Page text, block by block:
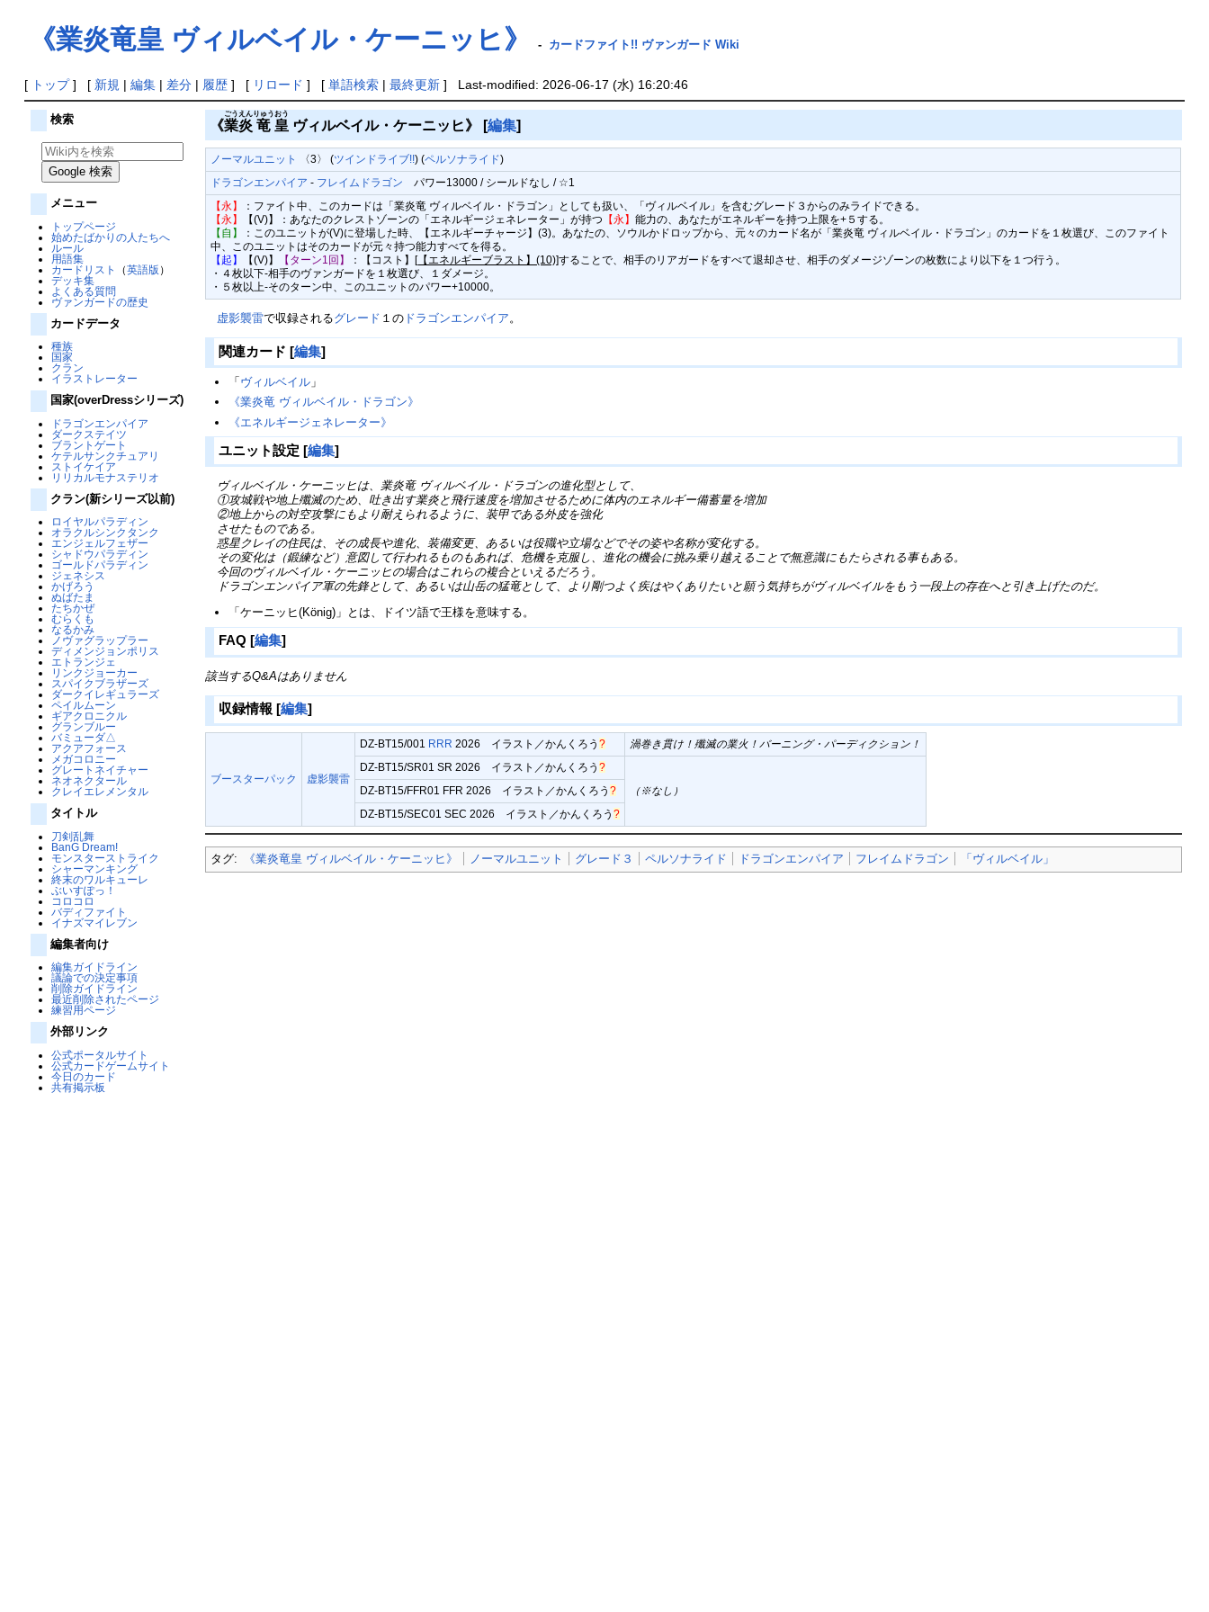
《業炎竜皇 ヴィルベイル・ケーニッヒ》 - カードファイト!! ヴァンガード Wiki
[ トップ] [ 新規 | 編集| 差分| 履歴] [ リロード ] [ 単語検索| 最終更新] Last-modified: 2026-06-17 (水) 16:20:46
検索
メニュー
トップページ
始めたばかりの人たちへ
ルール
用語集
カードリスト
（英語版 ）
デッキ集
よくある質問
ヴァンガードの歴史
カードデータ
種族
国家
クラン
イラストレーター
国家(overDressシリーズ)
ドラゴンエンパイア
ダークステイツ
ブラントゲート
ケテルサンクチュアリ
ストイケイア
リリカルモナステリオ
クラン(新シリーズ以前)
ロイヤルパラディン
オラクルシンクタンク
エンジェルフェザー
シャドウパラディン
ゴールドパラディン
ジェネシス
かげろう
ぬばたま
たちかぜ
むらくも
なるかみ
ノヴァグラップラー
ディメンジョンポリス
エトランジェ
リンクジョーカー
スパイクブラザーズ
ダークイレギュラーズ
ペイルムーン
ギアクロニクル
グランブルー
バミューダ△
アクアフォース
メガコロニー
グレートネイチャー
ネオネクタール
クレイエレメンタル
タイトル
刀剣乱舞
BanG Dream!
モンスターストライク
シャーマンキング
終末のワルキューレ
ぶいすぽっ！
コロコロ
バディファイト
イナズマイレブン
編集者向け
編集ガイドライン
議論での決定事項
削除ガイドライン
最近削除されたページ
練習用ページ
外部リンク
公式ポータルサイト
公式カードゲームサイト
今日のカード
共有掲示板
《業
ごう
炎
えん
竜
りゅう
皇
おう
ヴィルベイル・ケーニッヒ》 [編集]
ノーマルユニット 〈3〉 (ツインドライブ!!) (ペルソナライド)
ドラゴンエンパイア - フレイムドラゴン
パワー13000 / シールドなし / ☆1
【永】
：ファイト中、このカードは「業炎竜 ヴィルベイル・ドラゴン」としても扱い、「ヴィルベイル」を含むグレード３からのみライドできる。
【永】
【(V)】：あなたのクレストゾーンの「エネルギージェネレーター」が持つ 【永】能力の、あなたがエネルギーを持つ上限を+５する。
【自】
：このユニットが(V)に登場した時、【エネルギーチャージ】(3)。あなたの、ソウルかドロップから、元々のカード名が「業炎竜 ヴィルベイル・ドラゴン」のカードを１枚選び、このファイト
中、このユニットはそのカードが元々持つ能力すべてを得る。
【起】
【(V)】 【ターン1回】 ：【コスト】[【エネルギーブラスト】(10)]することで、相手のリアガードをすべて退却させ、相手のダメージゾーンの枚数により以下を１つ行う。
・４枚以下-相手のヴァンガードを１枚選び、１ダメージ。
・５枚以上-そのターン中、このユニットのパワー+10000。
虚影襲雷で収録されるグレード １の ドラゴンエンパイア。
関連カード [編集]
「ヴィルベイル 」
《業炎竜 ヴィルベイル・ドラゴン》
《エネルギージェネレーター》
ユニット設定 [編集]
ヴィルベイル・ケーニッヒは、業炎竜 ヴィルベイル・ドラゴンの進化型として、
①攻城戦や地上殲滅のため、吐き出す業炎と飛行速度を増加させるために体内のエネルギー備蓄量を増加
②地上からの対空攻撃にもより耐えられるように、装甲である外皮を強化
させたものである。
惑星クレイの住民は、その成長や進化、装備変更、あるいは役職や立場などでその姿や名称が変化する。
その変化は（鍛練など）意図して行われるものもあれば、危機を克服し、進化の機会に挑み乗り越えることで無意識にもたらされる事もある。
今回のヴィルベイル・ケーニッヒの場合はこれらの複合といえるだろう。
ドラゴンエンパイア軍の先鋒として、あるいは山岳の猛竜として、より剛つよく疾はやくありたいと願う気持ちがヴィルベイルをもう一段上の存在へと引き上げたのだ。
「ケーニッヒ(König)」とは、ドイツ語で王様を意味する。
FAQ [編集]
該当するQ&Aはありません
収録情報 [編集]
ブースターパック 虚影襲雷
DZ-BT15/001 RRR 2026 イラスト／かんくろう?
渦巻き貫け！殲滅の業火！バーニング・パーディクション！
DZ-BT15/SR01 SR 2026 イラスト／かんくろう?
（※なし）
DZ-BT15/FFR01 FFR 2026 イラスト／かんくろう?
DZ-BT15/SEC01 SEC 2026 イラスト／かんくろう?
タグ: 《業炎竜皇 ヴィルベイル・ケーニッヒ》 ノーマルユニット グレード３ ペルソナライド ドラゴンエンパイア フレイムドラゴン 「ヴィルベイル」